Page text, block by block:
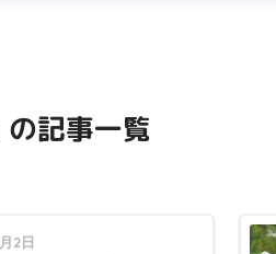
の記事一覧
2日